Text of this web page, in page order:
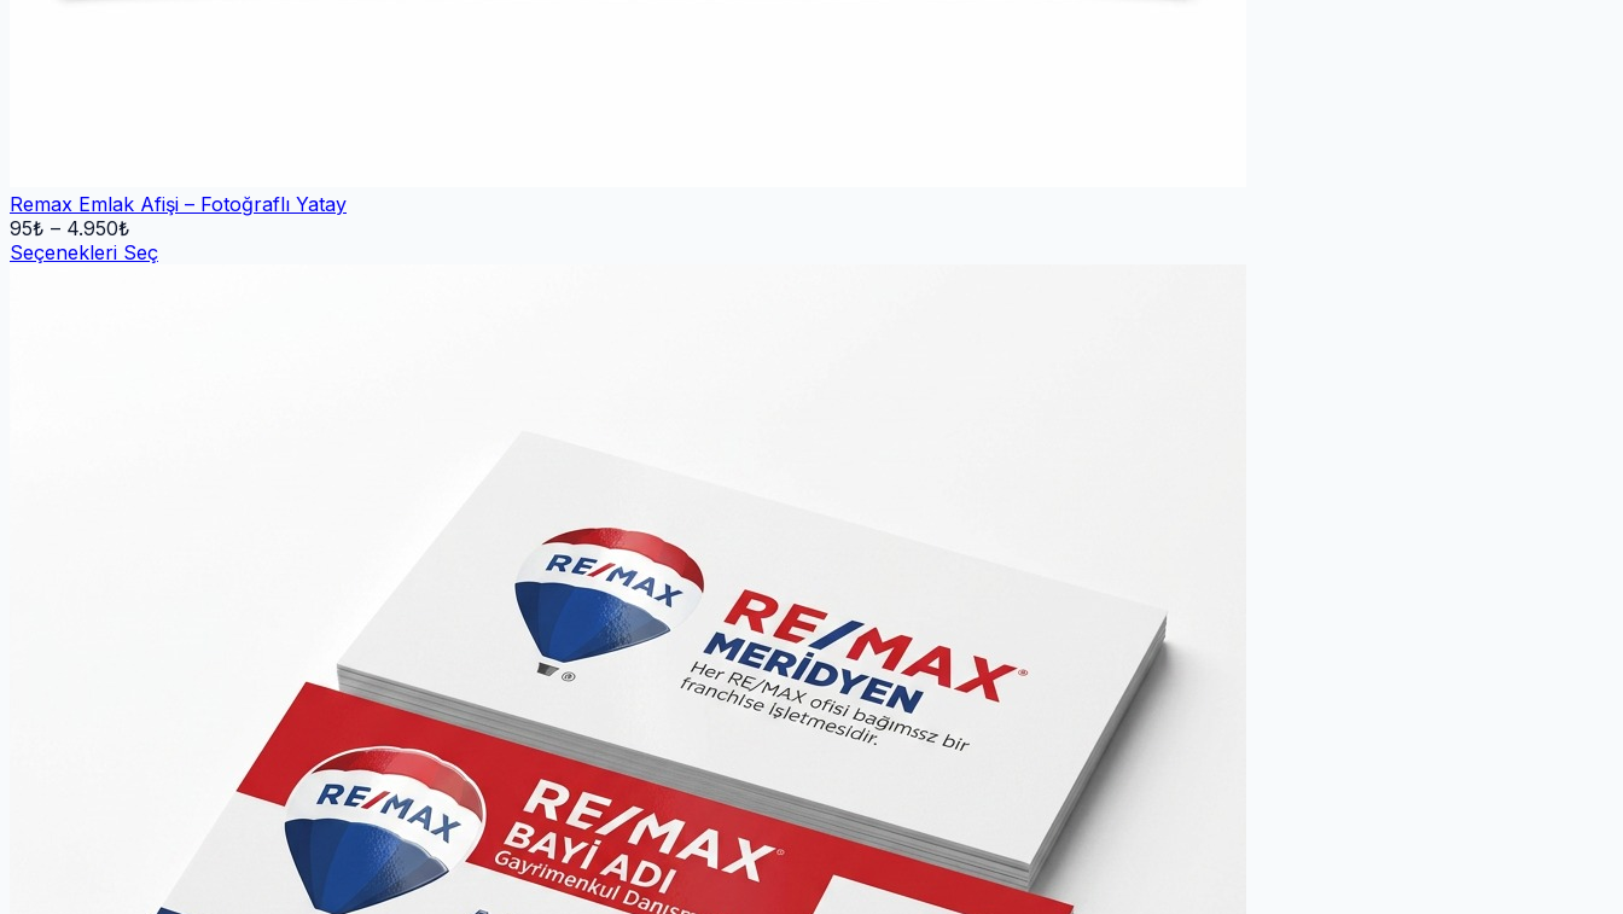
Remax Emlak Afişi – Fotoğraflı Yatay
95₺ – 4.950₺
Seçenekleri Seç